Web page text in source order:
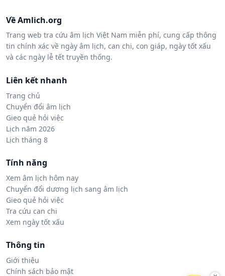
Về Amlich.org
Trang web tra cứu âm lịch Việt Nam miễn phí, cung cấp thông
tin chính xác về ngày âm lịch, can chi, con giáp, ngày tốt xấu
và các ngày lễ tết truyền thống.
Liên kết nhanh
Trang chủ
Chuyển đổi âm lịch
Gieo quẻ hỏi việc
Lịch năm 2026
Lịch tháng 8
Tính năng
Xem âm lịch hôm nay
Chuyển đổi dương lịch sang âm lịch
Gieo quẻ hỏi việc
Tra cứu can chi
Xem ngày tốt xấu
Thông tin
Giới thiệu
Chính sách bảo mật